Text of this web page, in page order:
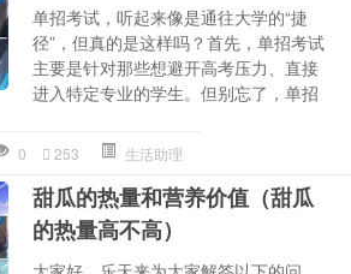
单招考试，听起来像是通往大学的“捷
径”，但真的是这样吗？首先，单招考试
主要是针对那些想避开高考压力、直接
进入特定专业的学生。但别忘了，单招
0 253 生活助理
甜瓜的热量和营养价值（甜瓜
的热量高不高）